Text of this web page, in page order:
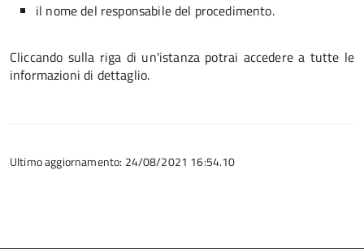
il nome del responsabile del procedimento.
Cliccando sulla riga di un'istanza potrai accedere a tutte le
informazioni di dettaglio.
Ultimo aggiornamento: 24/08/2021 16:54.10